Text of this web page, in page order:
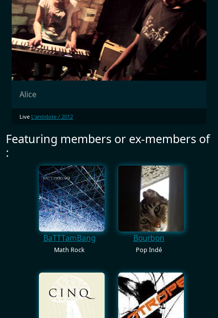
Alice
Live L'antidote / 2012
Featuring members or ex-members of
:
BaTTTamBang
Math Rock
Bourbon
Pop Indé